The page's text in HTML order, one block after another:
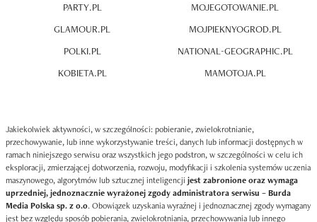
PARTY.PL
GLAMOUR.PL
POLKI.PL
KOBIETA.PL
MOJEGOTOWANIE.PL
MOJPIEKNYOGROD.PL
NATIONAL-GEOGRAPHIC.PL
MAMOTOJA.PL
Jakiekolwiek aktywności, w szczególności: pobieranie, zwielokrotnianie,
przechowywanie, lub inne wykorzystywanie treści, danych lub informacji dostępnych w
ramach niniejszego serwisu oraz wszystkich jego podstron, w szczególności w celu ich
eksploracji, zmierzającej dotworzenia, rozwoju, modyfikacji i szkolenia systemów uczenia
maszynowego, algorytmów lub sztucznej inteligencji jest zabronione oraz wymaga
uprzedniej, jednoznacznie wyrażonej zgody administratora serwisu – Burda
Media Polska sp. z o.o. Obowiązek uzyskania wyraźnej i jednoznacznej zgody wymagany
jest bez względu sposób pobierania, zwielokrotniania, przechowywania lub innego